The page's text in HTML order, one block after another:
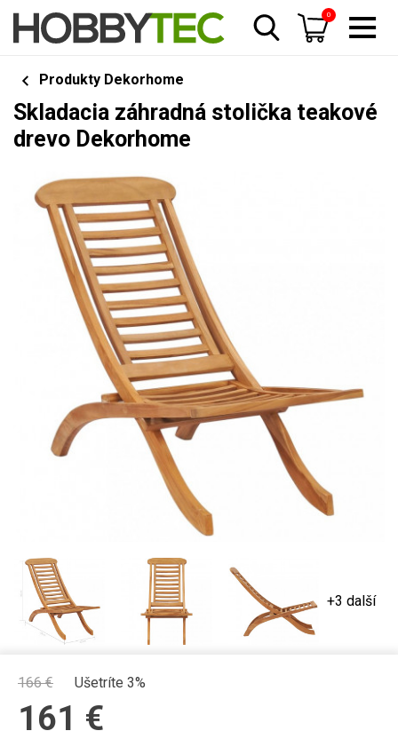
0
Produkty Dekorhome
Skladacia záhradná stolička teakové
drevo Dekorhome
+3 další
166€ Ušetríte 3%
161 €